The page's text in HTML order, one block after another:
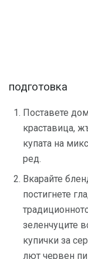
подготовка
Поставете
краставица,
купата на
ред.
Вкарайте
постигнете
зеленчуците
купички за
лют червен